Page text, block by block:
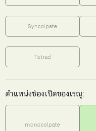
Syncolpate
Tetrad
ตำแหน่งช่องเปิดของเรณู:
monocolpate